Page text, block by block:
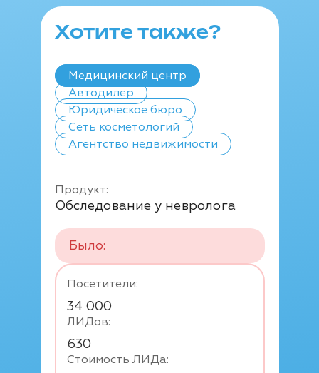
Хотите также?
Медицинский центр
Автодилер
Юридическое бюро
Сеть косметологий
Агентство недвижимости
Продукт:
Обследование у невролога
Было:
Посетители:
34 000
ЛИДов:
630
Стоимость ЛИДа: